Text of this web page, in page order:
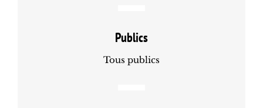
Publics
Tous publics